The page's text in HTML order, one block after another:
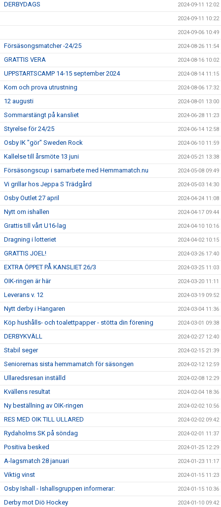
DERBYDAGS 2024-09-11 12:02
2024-09-11 10:22
2024-09-06 10:49
Försäsongsmatcher -24/25 2024-08-26 11:54
GRATTIS VERA 2024-08-16 10:02
UPPSTARTSCAMP 14-15 september 2024 2024-08-14 11:15
Kom och prova utrustning 2024-08-06 17:32
12 augusti 2024-08-01 13:00
Sommarstängt på kansliet 2024-06-28 11:23
Styrelse för 24/25 2024-06-14 12:58
Osby IK "gör" Sweden Rock 2024-06-10 11:59
Kallelse till årsmöte 13 juni 2024-05-21 13:38
Försäsongscup i samarbete med Hemmamatch.nu 2024-05-08 09:49
Vi grillar hos Jeppa S Trädgård 2024-05-03 14:30
Osby Outlet 27 april 2024-04-24 11:08
Nytt om ishallen 2024-04-17 09:44
Grattis till vårt U16-lag 2024-04-10 10:16
Dragning i lotteriet 2024-04-02 10:15
GRATTIS JOEL! 2024-03-26 17:40
EXTRA ÖPPET PÅ KANSLIET 26/3 2024-03-25 11:03
OIK-ringen är här 2024-03-20 11:11
Leverans v. 12 2024-03-19 09:52
Nytt derby i Hangaren 2024-03-04 11:36
Köp hushålls- och toalettpapper - stötta din förening 2024-03-01 09:38
DERBYKVÄLL 2024-02-27 12:40
Stabil seger 2024-02-15 21:39
Seniorernas sista hemmamatch för säsongen 2024-02-12 12:59
Ullaredsresan inställd 2024-02-08 12:29
Kvällens resultat 2024-02-04 18:36
Ny beställning av OIK-ringen 2024-02-02 10:56
RES MED OIK TILL ULLARED 2024-02-02 09:42
Rydaholms SK på söndag 2024-02-01 11:37
Positiva besked 2024-01-25 12:29
A-lagsmatch 28 januari 2024-01-23 11:17
Viktig vinst 2024-01-15 11:23
Osby Ishall - Ishallsgruppen informerar: 2024-01-15 10:36
Derby mot Diö Hockey 2024-01-10 09:42